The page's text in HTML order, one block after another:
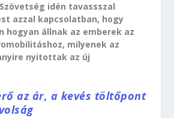
idén tavassszal
azzal kapcsolatban, hogy
hogyan állnak az emberek az
milyenek az
nyitottak az új
az ár, a kevés töltőpont